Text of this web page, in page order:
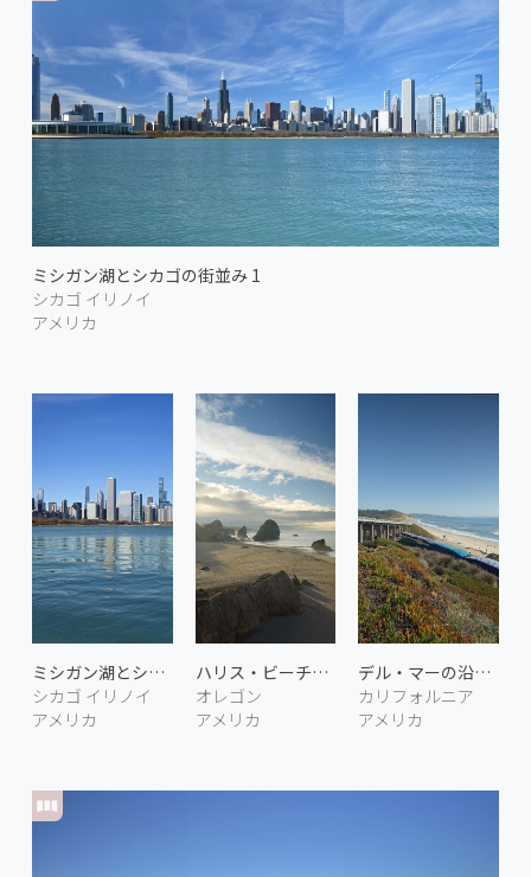
ミシガン湖とシカゴの街並み 1
シカゴ イリノイ
アメリカ
ミシガン湖とシカゴの街並み 2
シカゴ イリノイ
アメリカ
ハリス・ビーチの朝 2
オレゴン
アメリカ
デル・マーの沿岸鉄道 3
カリフォルニア
アメリカ